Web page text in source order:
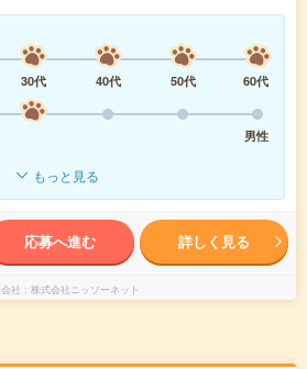
30代 40代 50代
60代
男性
もっと見る
応募へ進む 詳しく見る
社 株式会社ニッソーネット